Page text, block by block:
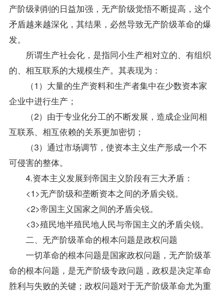
产阶级剥削的日益加强，无产阶级觉悟不断提高，这个
矛盾越来越深化，其结果，必然导致无产阶级革命的爆
发。
所谓生产社会化，是指同小生产相对立的、有组织
的、相互联系的大规模生产。其表现为：
（1）大量的生产资料和生产者集中在少数资本家
企业中进行生产；
（2）由于专业化分工的不断发展，造成企业间相
互联系、相互依赖的关系更加密切；
（3）通过市场调节，使资本主义生产形成一个不
可侵害的整体。
4.资本主义发展到帝国主义阶段有三大矛盾：
<1>无产阶级和垄断资本之间的矛盾尖锐。
<2>帝国主义国家之间的矛盾尖锐。
<3>殖民地半殖民地人民与帝国主义的矛盾尖锐。
二、无产阶级革命的根本问题是政权问题
一切革命的根本问题是国家政权问题，无产阶级革
命的根本问题，是无产阶级专政问题，政权是决定革命
胜利与失败的关键；政权问题对于无产阶级革命尤为重